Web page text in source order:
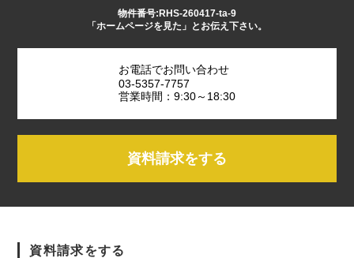
物件番号:RHS-260417-ta-9
「ホームページを見た」とお伝え下さい。
お電話でお問い合わせ
03-5357-7757
営業時間：9:30～18:30
資料請求をする
資料請求をする